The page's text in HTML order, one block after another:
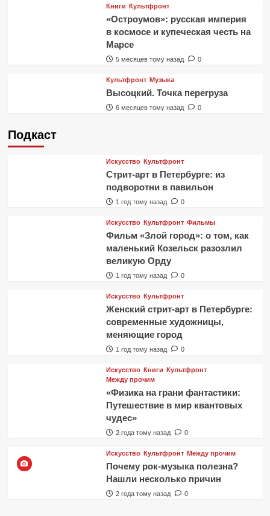
Книги Культфронт
«Остроумов»: русская империя
в космосе и купеческая честь на
Марсе
5 месяцев тому назад 0
Культфронт Музыка
Высоцкий. Точка перегруза
6 месяцев тому назад 0
Подкаст
Искусство Культфронт
Стрит-арт в Петербурге: из
подворотни в павильон
1 год тому назад 0
Искусство Культфронт Фильмы
Фильм «Злой город»: о том, как
маленький Козельск разозлил
великую Орду
1 год тому назад 0
Искусство Культфронт
Женский стрит-арт в Петербурге:
современные художницы,
меняющие город
1 год тому назад 0
Искусство Книги Культфронт
Между прочим
«Физика на грани фантастики:
Путешествие в мир квантовых
чудес»
2 года тому назад 0
Искусство Культфронт Между прочим
Почему рок-музыка полезна?
Нашли несколько причин
2 года тому назад 0